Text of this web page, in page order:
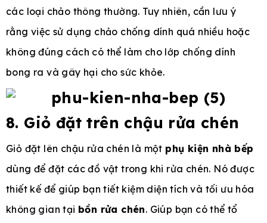
các loại chảo thông thường. Tuy nhiên, cần lưu ý
rằng việc sử dụng chảo chống dính quá nhiều hoặc
không đúng cách có thể làm cho lớp chống dính
bong ra và gây hại cho sức khỏe.
8. Giỏ đặt trên chậu rửa chén
Giỏ đặt lên chậu rửa chén là một phụ kiện nhà bếp
dùng để đặt các đồ vật trong khi rửa chén. Nó được
thiết kế để giúp bạn tiết kiệm diện tích và tối ưu hóa
không gian tại bồn rửa chén. Giúp bạn có thể tổ